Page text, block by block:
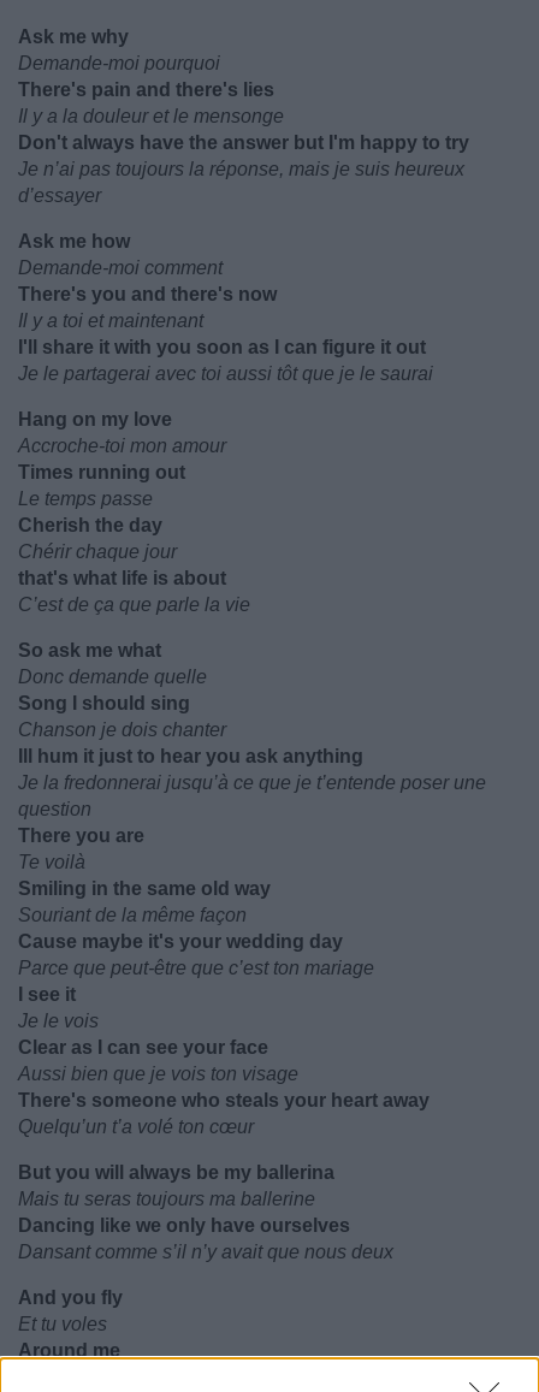
Ask me why
Demande-moi pourquoi
There's pain and there's lies
Il y a la douleur et le mensonge
Don't always have the answer but I'm happy to try
Je n’ai pas toujours la réponse, mais je suis heureux
d’essayer
Ask me how
Demande-moi comment
There's you and there's now
Il y a toi et maintenant
I'll share it with you soon as I can figure it out
Je le partagerai avec toi aussi tôt que je le saurai
Hang on my love
Accroche-toi mon amour
Times running out
Le temps passe
Cherish the day
Chérir chaque jour
that's what life is about
C’est de ça que parle la vie
So ask me what
Donc demande quelle
Song I should sing
Chanson je dois chanter
Ill hum it just to hear you ask anything
Je la fredonnerai jusqu’à ce que je t’entende poser une
question
There you are
Te voilà
Smiling in the same old way
Souriant de la même façon
Cause maybe it's your wedding day
Parce que peut-être que c’est ton mariage
I see it
Je le vois
Clear as I can see your face
Aussi bien que je vois ton visage
There's someone who steals your heart away
Quelqu’un t’a volé ton cœur
But you will always be my ballerina
Mais tu seras toujours ma ballerine
Dancing like we only have ourselves
Dansant comme s’il n’y avait que nous deux
And you fly
Et tu voles
Around me